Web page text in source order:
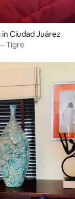
Ciudad Juárez
Tigre